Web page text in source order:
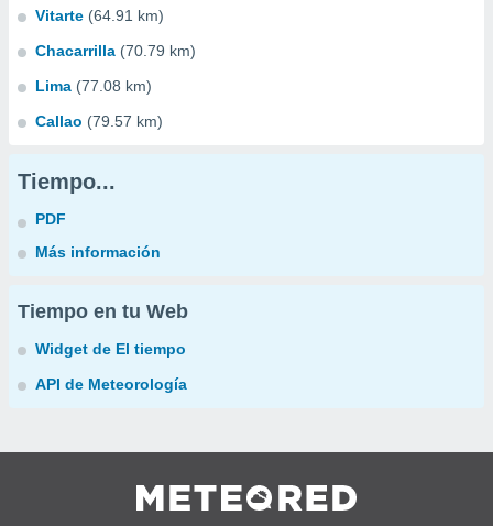
Vitarte (64.91 km)
Chacarrilla (70.79 km)
Lima (77.08 km)
Callao (79.57 km)
Tiempo...
PDF
Más información
Tiempo en tu Web
Widget de El tiempo
API de Meteorología